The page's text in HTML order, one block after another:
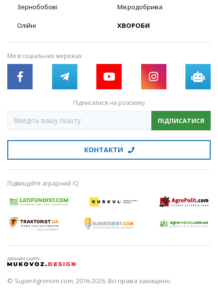
Зернобобові
Олійні
Мікродобрива
ХВОРОБИ
Ми в соціальних мережах
Підписатися на розсилку
ПІДПИСАТИСЯ
КОНТАКТИ
Підвищуйте аграрний IQ
© SuperAgronom.com, 2016-2026. Всі права захищено.